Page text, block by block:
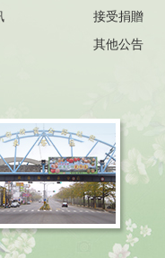
接受捐贈
其他公告